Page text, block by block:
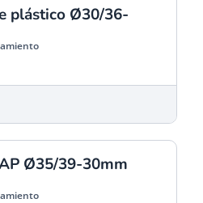
plástico Ø30/36-
Ø35/39-30mm